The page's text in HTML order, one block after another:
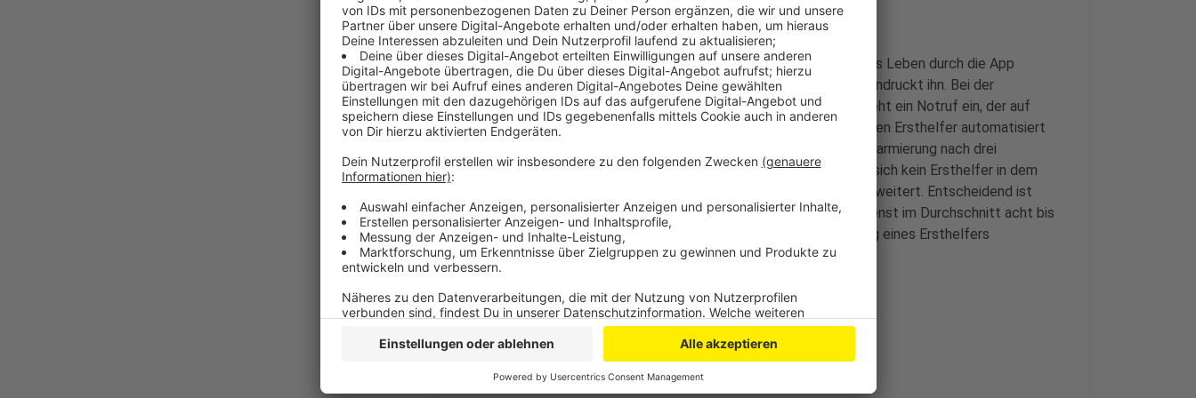
Laut ihm wäre es bereits ein Erfolg gewesen, wenn nur ein einziges Leben durch die App
gerettet worden wäre. Dass es jetzt so viele geworden sind, beeindruckt ihn. Bei der
Corhelper-App können sich Geschulte als Ersthelfer anmelden. Geht ein Notruf ein, der auf
einen Herz-Kreislauf-Stillstand hinweist, alarmiert die Leitstelle den Ersthelfer automatisiert
parallel zum Rettungsdienst. Die Corhelper-App sucht bei einer Alarmierung nach drei
Ersthelfern in einem Radius von 100 Metern zum Notfallort. Hält sich kein Ersthelfer in dem
Bereich auf, wird der Radius automatisch bis zu vier Kilometern erweitert. Entscheidend ist
nämlich der Faktor Zeit bei einem Herzinfarkt. Da der Rettungsdienst im Durchschnitt acht bis
zwölf Minuten bis zum Einsatzort braucht, kann die Unterstützung eines Ersthelfers
lebensrettend sein.